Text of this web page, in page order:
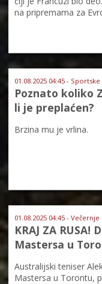
na pripremama za
01.08.2025 04:45 - Sportske
Poznato koliko
li je preplaćen?
Brzina mu je vrlina.
01.08.2025 04:45 -
KRAJ ZA RUSA!
Mastersa u
Australijski teniser
Mastersa u Torontu,